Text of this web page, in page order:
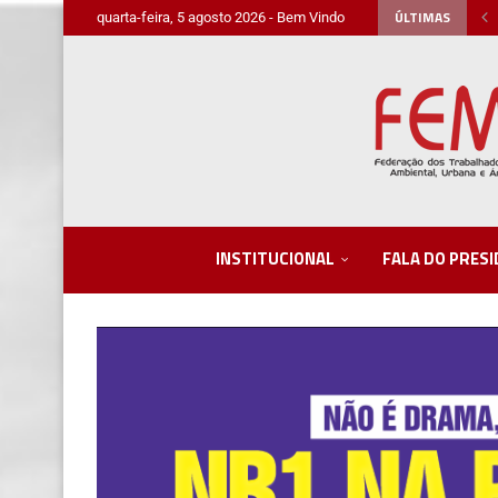
quarta-feira, 5 agosto 2026 - Bem Vindo ÚLTIMAS
INSTITUCIONAL FALA DO